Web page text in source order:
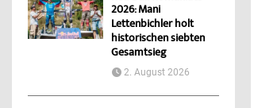
2026: Mani
Lettenbichler holt
historischen siebten
Gesamtsieg
2. August 2026